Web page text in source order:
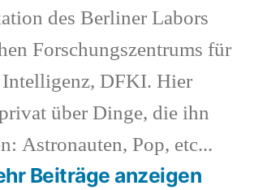
des Berliner Labors
Forschungszentrums für
DFKI. Hier
über Dinge, die ihn
Astronauten, Pop, etc...
Beiträge anzeigen